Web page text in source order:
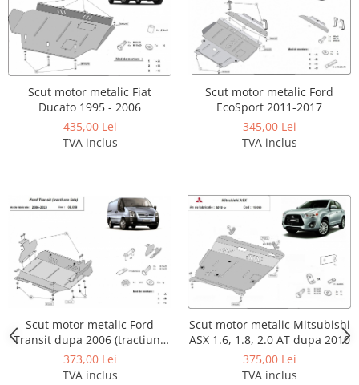
Carlige Xpeng G9
Covorase si tavite
Covorase auto
Covorase auto Alfa Romeo
Covorase auto Audi
Covorase auto Bmw
Covorase auto Chevrolet
Covorase auto Fiat
Covorase auto Ford
Covorase auto Honda
Covorase auto Hyundai
Covorase auto Isuzu
Covorase auto Iveco
Covorase auto Jeep
Covorase auto Kia
Covorase auto Land Rover
Scut motor metalic Fiat
Ducato 1995 - 2006
435,00 Lei
TVA inclus
Scut motor metalic Ford
EcoSport 2011-2017
345,00 Lei
TVA inclus
Scut motor metalic Ford
Transit dupa 2006 (tractiune
fata)
373,00 Lei
TVA inclus
Scut motor metalic Mitsubishi
ASX 1.6, 1.8, 2.0 AT dupa 2010
375,00 Lei
TVA inclus